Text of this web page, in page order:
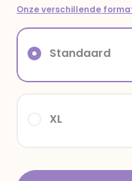
Onze verschillende
XL
Standaard